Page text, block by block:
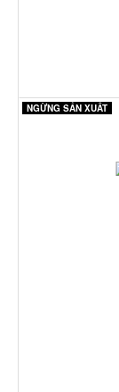
NGỪNG SẢN XUẤT